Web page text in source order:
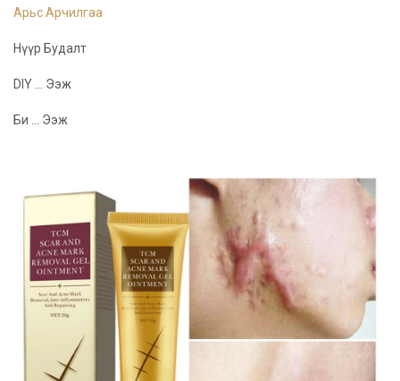
Арьс Арчилгаа
Нүүр Будалт
DIY ... Ээж
Би ... Ээж